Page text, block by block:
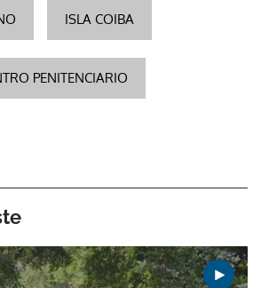
ISLA COIBA
PENITENCIARIO